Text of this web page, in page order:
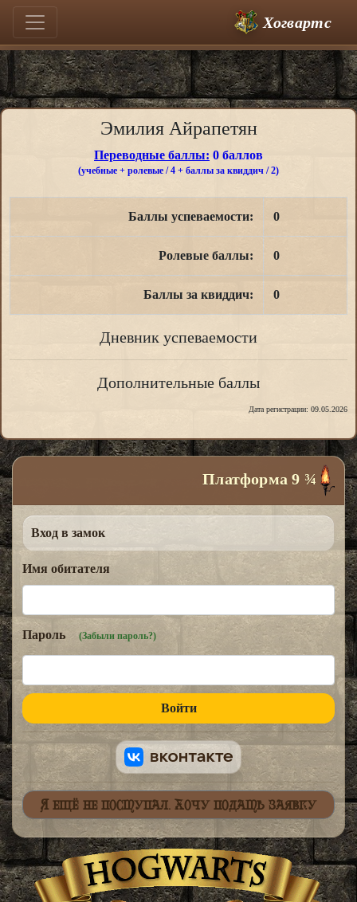
Хогвартс
Эмилия Айрапетян
Переводные баллы: 0 баллов
(учебные + ролевые / 4 + баллы за квиддич / 2)
Баллы успеваемости: 0
Ролевые баллы: 0
Баллы за квиддич: 0
Дневник успеваемости
Дополнительные баллы
Дата регистрации: 09.05.2026
Платформа 9 ¾
Вход в замок
Имя обитателя
Пароль (Забыли пароль?)
Я ещё не поступал. Хочу подать заявку